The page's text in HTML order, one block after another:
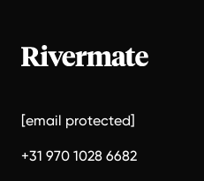
[email protected]
+31 970 1028 6682